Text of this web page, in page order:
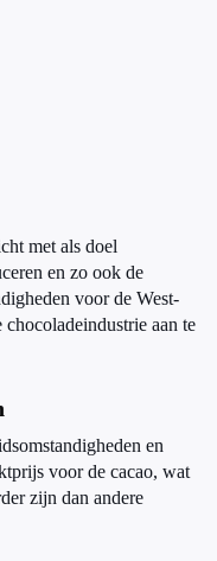
met als doel
en zo ook de
voor de West-
aan te
en
voor de cacao, wat
zijn dan andere